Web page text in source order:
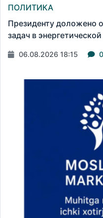
ПОЛИТИКА
Президенту доложено
задач в
06.08.2026 18:15 0